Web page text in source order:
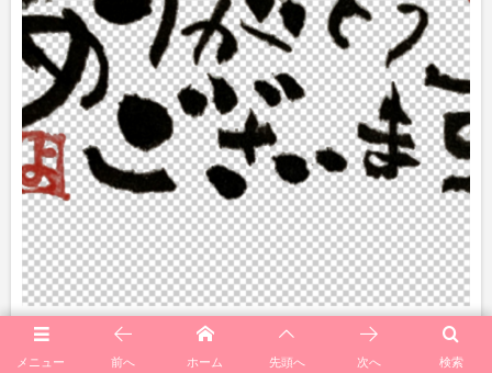
メニュー 検索
前へ ホーム 先頭へ 次へ